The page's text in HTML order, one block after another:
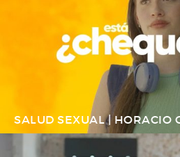
SALUD SEXUAL | HORACIO